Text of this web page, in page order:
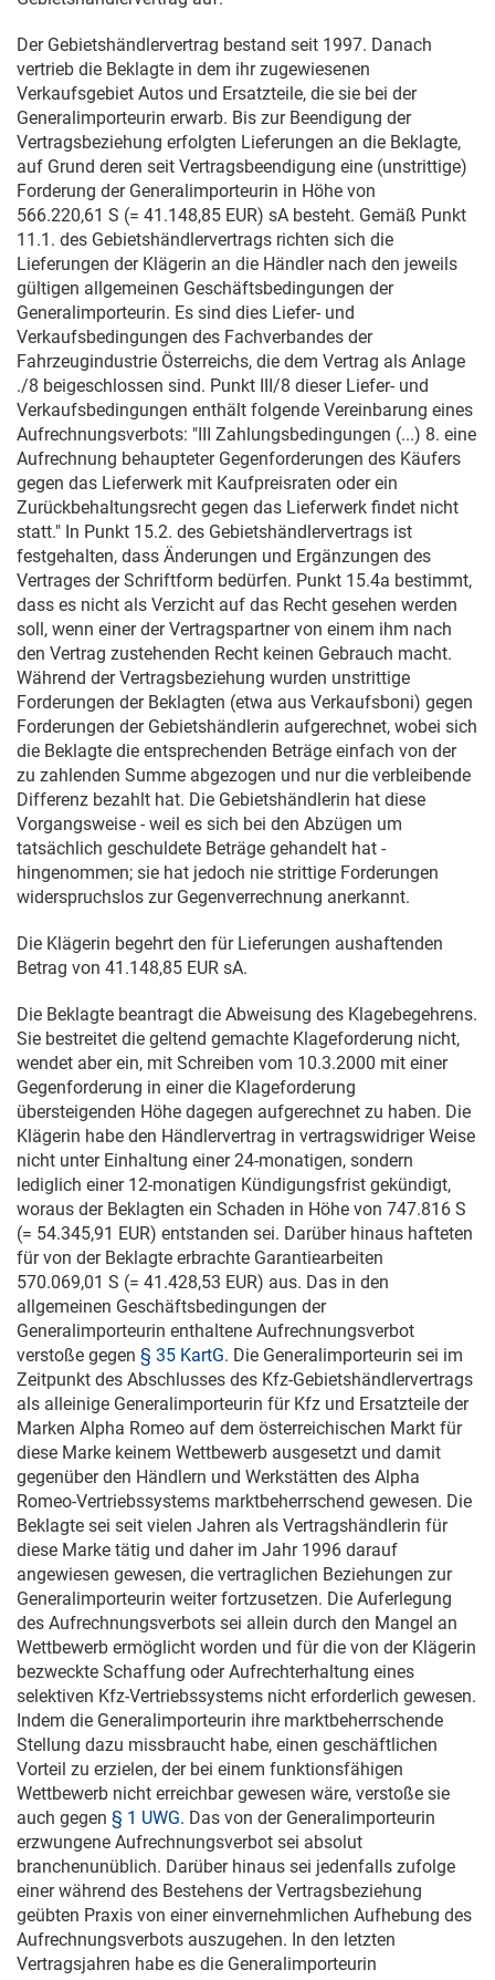
Der Gebietshändlervertrag bestand seit 1997. Danach
vertrieb die Beklagte in dem ihr zugewiesenen
Verkaufsgebiet Autos und Ersatzteile, die sie bei der
Generalimporteurin erwarb. Bis zur Beendigung der
Vertragsbeziehung erfolgten Lieferungen an die Beklagte,
auf Grund deren seit Vertragsbeendigung eine (unstrittige)
Forderung der Generalimporteurin in Höhe von
566.220,61 S (= 41.148,85 EUR) sA besteht. Gemäß Punkt
11.1. des Gebietshändlervertrags richten sich die
Lieferungen der Klägerin an die Händler nach den jeweils
gültigen allgemeinen Geschäftsbedingungen der
Generalimporteurin. Es sind dies Liefer- und
Verkaufsbedingungen des Fachverbandes der
Fahrzeugindustrie Österreichs, die dem Vertrag als Anlage
./8 beigeschlossen sind. Punkt III/8 dieser Liefer- und
Verkaufsbedingungen enthält folgende Vereinbarung eines
Aufrechnungsverbots: "III Zahlungsbedingungen (...) 8. eine
Aufrechnung behaupteter Gegenforderungen des Käufers
gegen das Lieferwerk mit Kaufpreisraten oder ein
Zurückbehaltungsrecht gegen das Lieferwerk findet nicht
statt." In Punkt 15.2. des Gebietshändlervertrags ist
festgehalten, dass Änderungen und Ergänzungen des
Vertrages der Schriftform bedürfen. Punkt 15.4a bestimmt,
dass es nicht als Verzicht auf das Recht gesehen werden
soll, wenn einer der Vertragspartner von einem ihm nach
den Vertrag zustehenden Recht keinen Gebrauch macht.
Während der Vertragsbeziehung wurden unstrittige
Forderungen der Beklagten (etwa aus Verkaufsboni) gegen
Forderungen der Gebietshändlerin aufgerechnet, wobei sich
die Beklagte die entsprechenden Beträge einfach von der
zu zahlenden Summe abgezogen und nur die verbleibende
Differenz bezahlt hat. Die Gebietshändlerin hat diese
Vorgangsweise - weil es sich bei den Abzügen um
tatsächlich geschuldete Beträge gehandelt hat -
hingenommen; sie hat jedoch nie strittige Forderungen
widerspruchslos zur Gegenverrechnung anerkannt.
Die Klägerin begehrt den für Lieferungen aushaftenden
Betrag von 41.148,85 EUR sA.
Die Beklagte beantragt die Abweisung des Klagebegehrens.
Sie bestreitet die geltend gemachte Klageforderung nicht,
wendet aber ein, mit Schreiben vom 10.3.2000 mit einer
Gegenforderung in einer die Klageforderung
übersteigenden Höhe dagegen aufgerechnet zu haben. Die
Klägerin habe den Händlervertrag in vertragswidriger Weise
nicht unter Einhaltung einer 24-monatigen, sondern
lediglich einer 12-monatigen Kündigungsfrist gekündigt,
woraus der Beklagten ein Schaden in Höhe von 747.816 S
(= 54.345,91 EUR) entstanden sei. Darüber hinaus hafteten
für von der Beklagte erbrachte Garantiearbeiten
570.069,01 S (= 41.428,53 EUR) aus. Das in den
allgemeinen Geschäftsbedingungen der
Generalimporteurin enthaltene Aufrechnungsverbot
verstoße gegen § 35 KartG. Die Generalimporteurin sei im
Zeitpunkt des Abschlusses des Kfz-Gebietshändlervertrags
als alleinige Generalimporteurin für Kfz und Ersatzteile der
Marken Alpha Romeo auf dem österreichischen Markt für
diese Marke keinem Wettbewerb ausgesetzt und damit
gegenüber den Händlern und Werkstätten des Alpha
Romeo-Vertriebssystems marktbeherrschend gewesen. Die
Beklagte sei seit vielen Jahren als Vertragshändlerin für
diese Marke tätig und daher im Jahr 1996 darauf
angewiesen gewesen, die vertraglichen Beziehungen zur
Generalimporteurin weiter fortzusetzen. Die Auferlegung
des Aufrechnungsverbots sei allein durch den Mangel an
Wettbewerb ermöglicht worden und für die von der Klägerin
bezweckte Schaffung oder Aufrechterhaltung eines
selektiven Kfz-Vertriebssystems nicht erforderlich gewesen.
Indem die Generalimporteurin ihre marktbeherrschende
Stellung dazu missbraucht habe, einen geschäftlichen
Vorteil zu erzielen, der bei einem funktionsfähigen
Wettbewerb nicht erreichbar gewesen wäre, verstoße sie
auch gegen § 1 UWG. Das von der Generalimporteurin
erzwungene Aufrechnungsverbot sei absolut
branchenunüblich. Darüber hinaus sei jedenfalls zufolge
einer während des Bestehens der Vertragsbeziehung
geübten Praxis von einer einvernehmlichen Aufhebung des
Aufrechnungsverbots auszugehen. In den letzten
Vertragsjahren habe es die Generalimporteurin